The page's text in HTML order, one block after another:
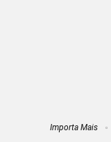
Importa Mais